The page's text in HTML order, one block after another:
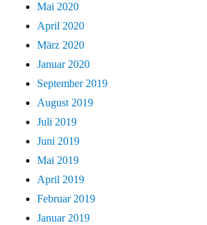
Mai 2020
April 2020
März 2020
Januar 2020
September 2019
August 2019
Juli 2019
Juni 2019
Mai 2019
April 2019
Februar 2019
Januar 2019